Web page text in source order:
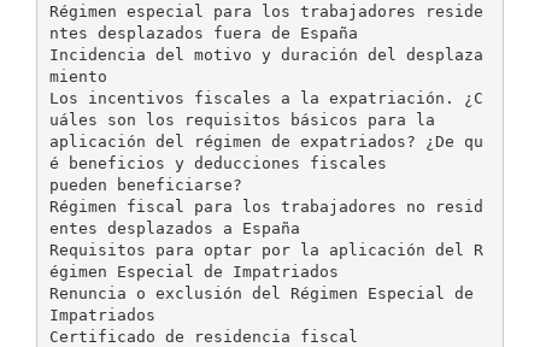
Régimen especial para los trabajadores reside
ntes desplazados fuera de España
Incidencia del motivo y duración del desplaza
miento
Los incentivos fiscales a la expatriación. ¿C
uáles son los requisitos básicos para la
aplicación del régimen de expatriados? ¿De qu
é beneficios y deducciones fiscales
pueden beneficiarse?
Régimen fiscal para los trabajadores no resid
entes desplazados a España
Requisitos para optar por la aplicación del R
égimen Especial de Impatriados
Renuncia o exclusión del Régimen Especial de
Impatriados
Certificado de residencia fiscal